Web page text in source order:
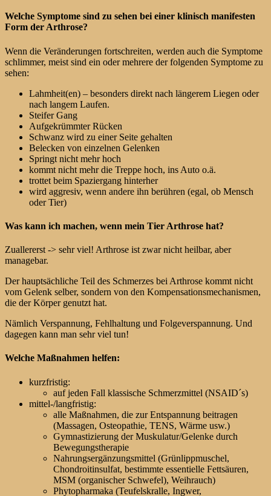
Welche Symptome sind zu sehen bei einer klinisch manifesten
Form der Arthrose?
Wenn die Veränderungen fortschreiten, werden auch die Symptome
schlimmer, meist sind ein oder mehrere der folgenden Symptome zu
sehen:
Lahmheit(en) – besonders direkt nach längerem Liegen oder
nach langem Laufen.
Steifer Gang
Aufgekrümmter Rücken
Schwanz wird zu einer Seite gehalten
Belecken von einzelnen Gelenken
Springt nicht mehr hoch
kommt nicht mehr die Treppe hoch, ins Auto o.ä.
trottet beim Spaziergang hinterher
wird aggresiv, wenn andere ihn berühren (egal, ob Mensch
oder Tier)
Was kann ich machen, wenn mein Tier Arthrose hat?
Zuallererst -> sehr viel! Arthrose ist zwar nicht heilbar, aber
managebar.
Der hauptsächliche Teil des Schmerzes bei Arthrose kommt nicht
vom Gelenk selber, sondern von den Kompensationsmechanismen,
die der Körper genutzt hat.
Nämlich Verspannung, Fehlhaltung und Folgeverspannung. Und
dagegen kann man sehr viel tun!
Welche Maßnahmen helfen:
kurzfristig:
auf jeden Fall klassische Schmerzmittel (NSAID´s)
mittel-/langfristig:
alle Maßnahmen, die zur Entspannung beitragen
(Massagen, Osteopathie, TENS, Wärme usw.)
Gymnastizierung der Muskulatur/Gelenke durch
Bewegungstherapie
Nahrungsergänzungsmittel (Grünlippmuschel,
Chondroitinsulfat, bestimmte essentielle Fettsäuren,
MSM (organischer Schwefel), Weihrauch)
Phytopharmaka (Teufelskralle, Ingwer,